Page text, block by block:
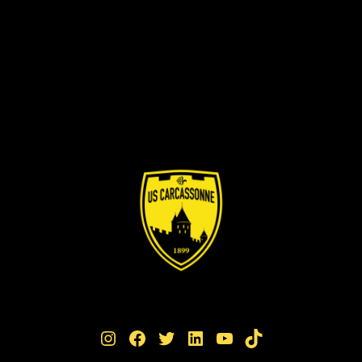
Instagram Facebook Twitter LinkedIn YouTube TikTok